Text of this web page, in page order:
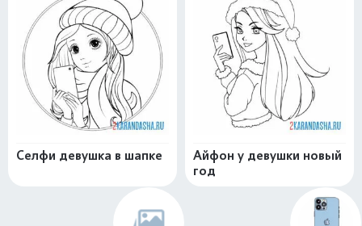
Селфи девушка в шапке
Айфон у девушки новый
год